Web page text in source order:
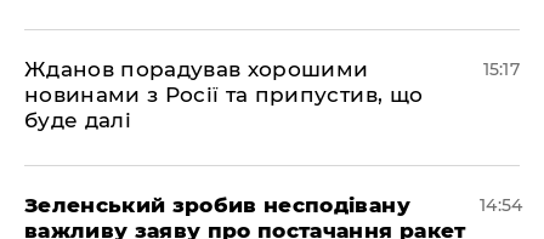
Жданов порадував хорошими
новинами з Росії та припустив, що
буде далі
15:17
Зеленський зробив несподівану
важливу заяву про постачання ракет
14:54